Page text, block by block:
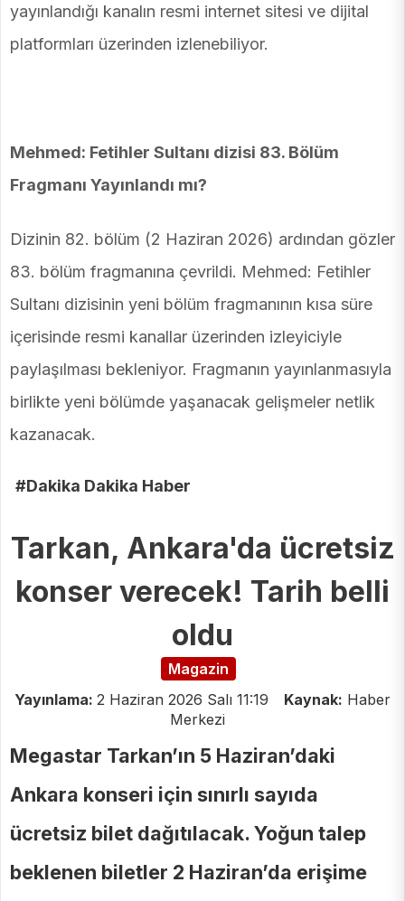
yayınlandığı kanalın resmi internet sitesi ve dijital
platformları üzerinden izlenebiliyor.
Mehmed: Fetihler Sultanı dizisi 83. Bölüm
Fragmanı Yayınlandı mı?
Dizinin 82. bölüm (2 Haziran 2026) ardından gözler
83. bölüm fragmanına çevrildi. Mehmed: Fetihler
Sultanı dizisinin yeni bölüm fragmanının kısa süre
içerisinde resmi kanallar üzerinden izleyiciyle
paylaşılması bekleniyor. Fragmanın yayınlanmasıyla
birlikte yeni bölümde yaşanacak gelişmeler netlik
kazanacak.
#Dakika Dakika Haber
Tarkan, Ankara'da ücretsiz
konser verecek! Tarih belli
oldu
Magazin
Yayınlama: 2 Haziran 2026 Salı 11:19 Kaynak: Haber
Merkezi
Megastar Tarkan’ın 5 Haziran’daki
Ankara konseri için sınırlı sayıda
ücretsiz bilet dağıtılacak. Yoğun talep
beklenen biletler 2 Haziran’da erişime